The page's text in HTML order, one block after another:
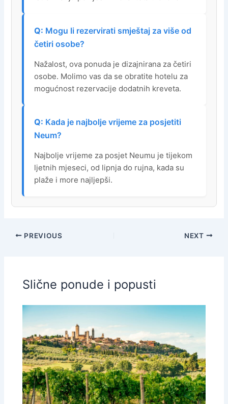
Mogu li rezervirati smještaj za više od
četiri osobe?
Nažalost, ova ponuda je dizajnirana za četiri
osobe. Molimo vas da se obratite hotelu za
mogućnost rezervacije dodatnih kreveta.
Kada je najbolje vrijeme za posjetiti
Neum?
Najbolje vrijeme za posjet Neumu je tijekom
ljetnih mjeseci, od lipnja do rujna, kada su
plaže i more najljepši.
PREVIOUS NEXT
Slične ponude i popusti